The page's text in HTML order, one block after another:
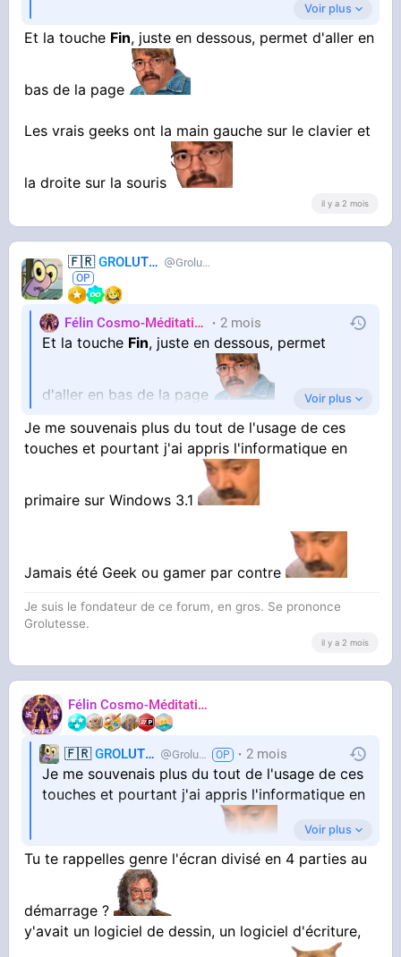
Sauf que je viens de tester et flemme de lâcher
la souris pour reprendre le clavier juste pour
revenir en haut de page
Voir plus
Et la touche Fin, juste en dessous, permet d'aller en
bas de la page
Les vrais geeks ont la main gauche sur le clavier et
la droite sur la souris
il y a 2 mois
🇫🇷GROLUTES Grolutes
Félin Cosmo-Méditatif 站桩 Orteils
2 mois
Et la touche Fin, juste en dessous, permet
d'aller en bas de la page
Les vrais geeks ont la main gauche sur le
clavier et la droite sur la souris
Voir plus
Je me souvenais plus du tout de l'usage de ces
touches et pourtant j'ai appris l'informatique en
primaire sur Windows 3.1
Jamais été Geek ou gamer par contre
Je suis le fondateur de ce forum, en gros. Se prononce
Grolutesse.
il y a 2 mois
Félin Cosmo-Méditatif 站桩
🇫🇷GROLUTES Grolutes 2 mois
Je me souvenais plus du tout de l'usage de ces
touches et pourtant j'ai appris l'informatique en
Jamais été Geek ou gamer par contre
Voir plus
Tu te rappelles genre l'écran divisé en 4 parties au
démarrage ?
y'avait un logiciel de dessin, un logiciel d'écriture,